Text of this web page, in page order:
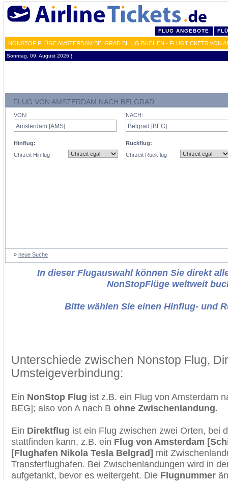
FLUG ANGEBOTE
NONSTOP FLÜGE AMSTERDAM BELGRAD BILLIG BUCHEN - FLUGTICKETS VON
Sonntag, 09. August 2026 ¦
FLUG VON AMSTERDAM NACH BELGRAD
VON:
Hinflug:
Uhrzeit Hinflug
NACH:
Rückflug:
Uhrzeit Rückflug
» neue Suche
In dieser Flugauswahl können Sie direkt
NonStopFlüge weltweit
Bitte wählen Sie einen Hinflug- und
Unterschiede zwischen Nonstop Flug,
Umsteigeverbindung:
Ein NonStop Flug ist z.B. ein Flug von Amsterdam
BEG]; also von A nach B ohne Zwischenlandung.
Ein Direktflug ist ein Flug zwischen zwei Orten, bei
stattfinden kann, z.B. ein Flug von Amsterdam
[Flughafen Nikola Tesla Belgrad] mit
Transferflughafen. Bei Zwischenlandungen wird in
aufgetankt, bevor es weitergeht. Die Flugnummer